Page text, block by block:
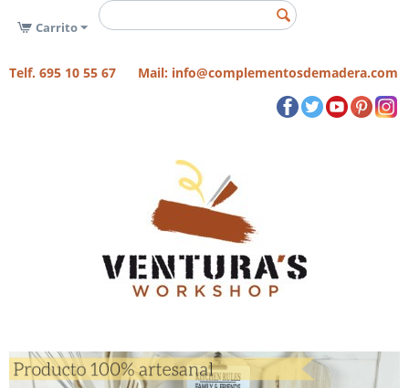
Carrito
Telf. 695 10 55 67 Mail: info@complementosdemadera.com